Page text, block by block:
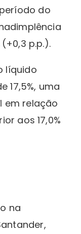
do
p.p.).
líquido
17,5%, uma
em relação
aos 17,0%
na